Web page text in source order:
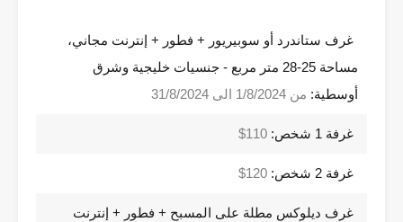
غرف ستاندرد أو سوبيريور + فطور + إنترنت مجاني،
مساحة 25-28 متر مربع - جنسيات خليجية وشرق
أوسطية: من 1/8/2024 الى 31/8/2024
غرفة 1 شخص: 110$
غرفة 2 شخص: 120$
غرف ديلوكس مطلة على المسبح + فطور + إنترنت